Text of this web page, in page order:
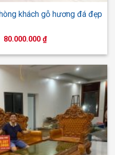
khách gỗ hương đá đẹp
Giá
là:
80.000.000₫Giá
hiện
tại
80.000.000 ₫.